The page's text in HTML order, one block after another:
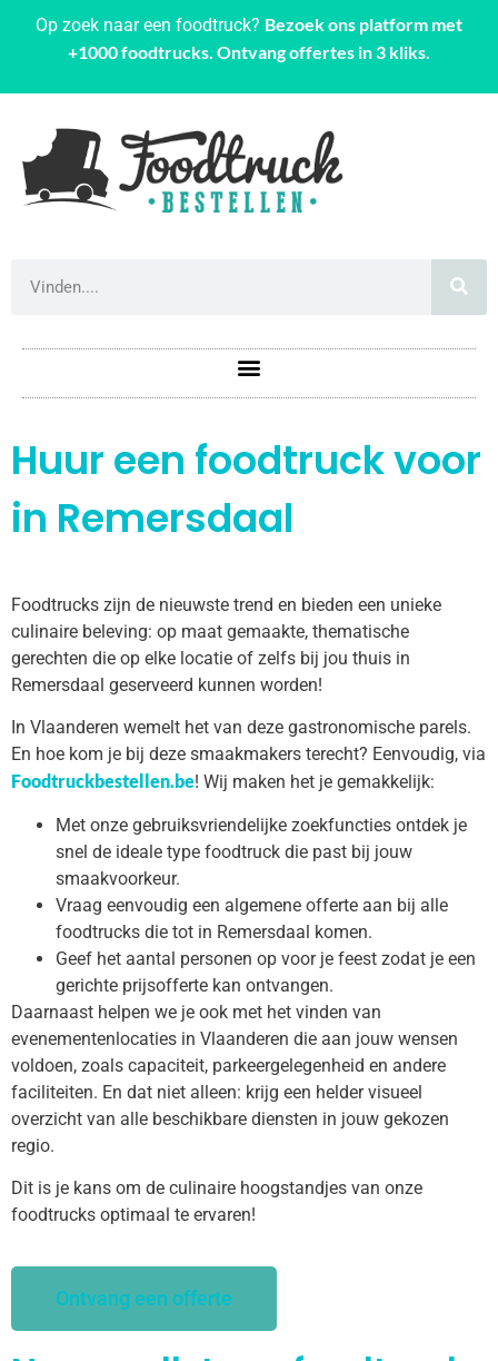
Op zoek naar een foodtruck? Bezoek ons platform met
+1000 foodtrucks. Ontvang offertes in 3 kliks.
Huur een foodtruck voor
in Remersdaal
Foodtrucks zijn de nieuwste trend en bieden een unieke
culinaire beleving: op maat gemaakte, thematische
gerechten die op elke locatie of zelfs bij jou thuis in
Remersdaal geserveerd kunnen worden!
In Vlaanderen wemelt het van deze gastronomische parels.
En hoe kom je bij deze smaakmakers terecht? Eenvoudig, via
Foodtruckbestellen.be! Wij maken het je gemakkelijk:
Met onze gebruiksvriendelijke zoekfuncties ontdek je
snel de ideale type foodtruck die past bij jouw
smaakvoorkeur.
Vraag eenvoudig een algemene offerte aan bij alle
foodtrucks die tot in Remersdaal komen.
Geef het aantal personen op voor je feest zodat je een
gerichte prijsofferte kan ontvangen.
Daarnaast helpen we je ook met het vinden van
evenementenlocaties in Vlaanderen die aan jouw wensen
voldoen, zoals capaciteit, parkeergelegenheid en andere
faciliteiten. En dat niet alleen: krijg een helder visueel
overzicht van alle beschikbare diensten in jouw gekozen
regio.
Dit is je kans om de culinaire hoogstandjes van onze
foodtrucks optimaal te ervaren!
Ontvang een offerte